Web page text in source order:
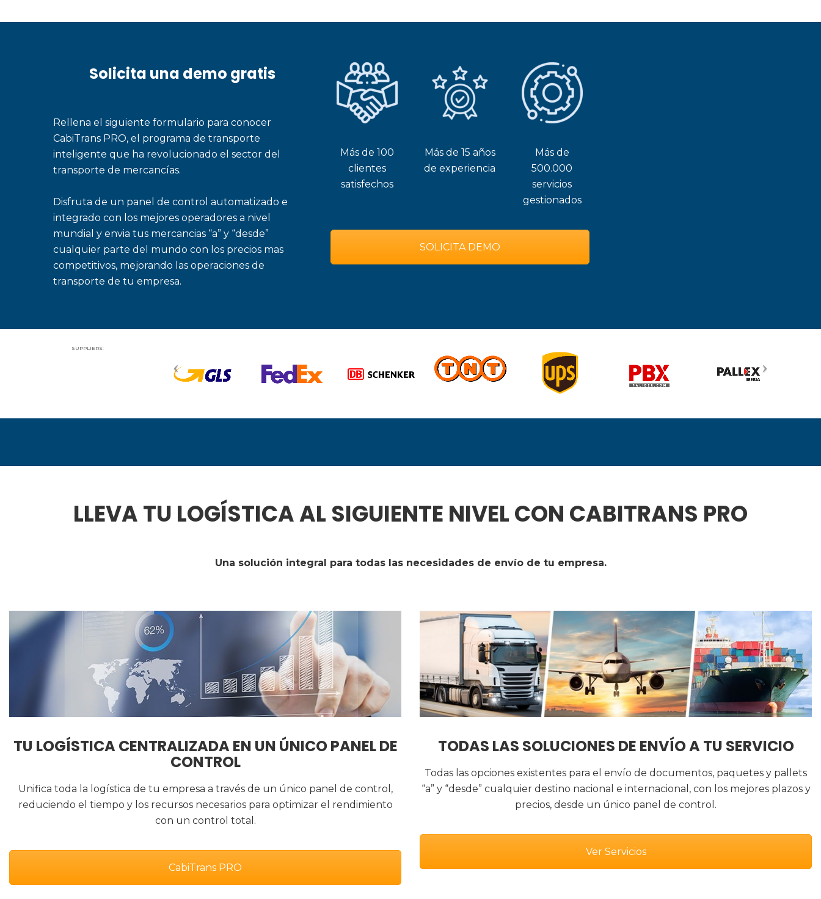
Solicita una demo gratis
Rellena el siguiente formulario para conocer
CabiTrans PRO, el programa de transporte
inteligente que ha revolucionado el sector del
transporte de mercancías.
Disfruta de un panel de control automatizado e
integrado con los mejores operadores a nivel
mundial y envia tus mercancias “a” y “desde”
cualquier parte del mundo con los precios mas
competitivos, mejorando las operaciones de
transporte de tu empresa.
Más de 100
clientes
satisfechos
Más de 15 años
de experiencia
Más de
500.000
servicios
gestionados
SOLICITA DEMO
SUPPLIERS:
LLEVA TU LOGÍSTICA AL SIGUIENTE NIVEL CON CABITRANS PRO
Una solución integral para todas las necesidades de envío de tu empresa.
TU LOGÍSTICA CENTRALIZADA EN UN ÚNICO PANEL DE
CONTROL
Unifica toda la logística de tu empresa a través de un único panel de control,
reduciendo el tiempo y los recursos necesarios para optimizar el rendimiento
con un control total.
CabiTrans PRO
TODAS LAS SOLUCIONES DE ENVÍO A TU SERVICIO
Todas las opciones existentes para el envío de documentos, paquetes y pallets
“a” y “desde” cualquier destino nacional e internacional, con los mejores plazos y
precios, desde un único panel de control.
Ver Servicios